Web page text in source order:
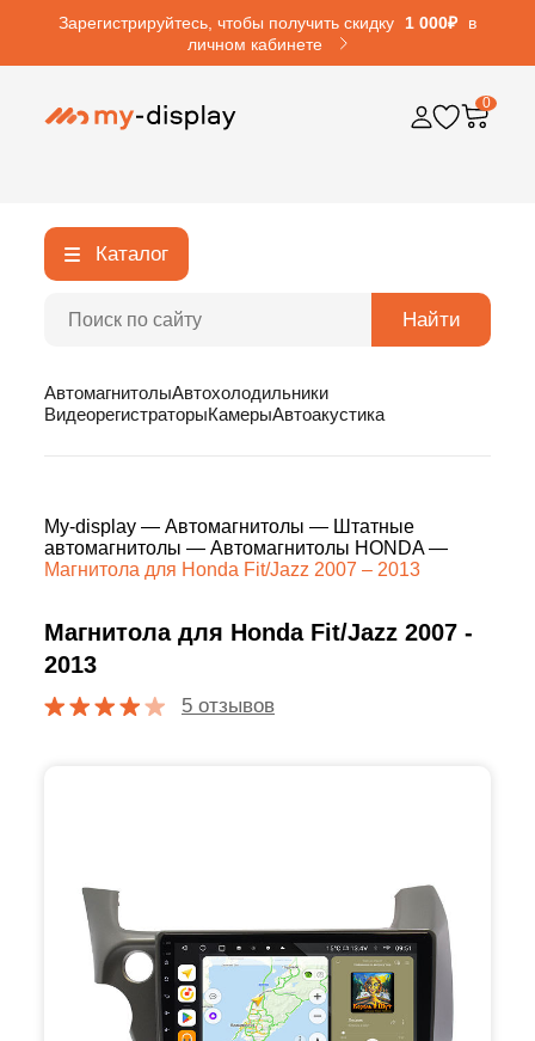
Зарегистрируйтесь, чтобы получить скидку 1 000₽
в
личном кабинете
0
Каталог
Найти
АвтомагнитолыАвтохолодильники
ВидеорегистраторыКамерыАвтоакустика
My-display — Автомагнитолы — Штатные
автомагнитолы — Автомагнитолы HONDA—
Магнитола для Honda Fit/Jazz 2007 – 2013
Магнитола для Honda Fit/Jazz 2007 -
2013
5 отзывов